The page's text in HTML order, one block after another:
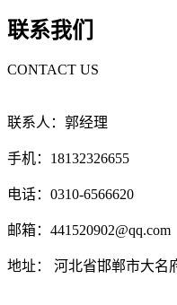
联系我们
CONTACT US
联系人：郭经理
手机：18132326655
电话：0310-6566620
邮箱：441520902@qq.com
地址： 河北省邯郸市大名